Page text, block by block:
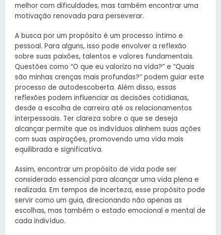
melhor com dificuldades, mas também encontrar uma
motivação renovada para perseverar.
A busca por um propósito é um processo íntimo e
pessoal. Para alguns, isso pode envolver a reflexão
sobre suas paixões, talentos e valores fundamentais.
Questões como “O que eu valorizo na vida?” e “Quais
são minhas crenças mais profundas?” podem guiar este
processo de autodescoberta. Além disso, essas
reflexões podem influenciar as decisões cotidianas,
desde a escolha de carreira até os relacionamentos
interpessoais. Ter clareza sobre o que se deseja
alcançar permite que os indivíduos alinhem suas ações
com suas aspirações, promovendo uma vida mais
equilibrada e significativa.
Assim, encontrar um propósito de vida pode ser
considerado essencial para alcançar uma vida plena e
realizada. Em tempos de incerteza, esse propósito pode
servir como um guia, direcionando não apenas as
escolhas, mas também o estado emocional e mental de
cada indivíduo.